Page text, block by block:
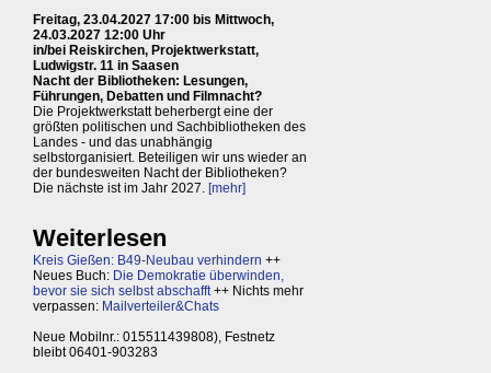
Freitag, 23.04.2027 17:00 bis Mittwoch,
24.03.2027 12:00 Uhr
in/bei Reiskirchen, Projektwerkstatt,
Ludwigstr. 11 in Saasen
Nacht der Bibliotheken: Lesungen,
Führungen, Debatten und Filmnacht?
Die Projektwerkstatt beherbergt eine der
größten politischen und Sachbibliotheken des
Landes - und das unabhängig
selbstorganisiert. Beteiligen wir uns wieder an
der bundesweiten Nacht der Bibliotheken?
Die nächste ist im Jahr 2027. [mehr]
Weiterlesen
Kreis Gießen: B49-Neubau verhindern ++
Neues Buch: Die Demokratie überwinden,
bevor sie sich selbst abschafft++ Nichts mehr
verpassen: Mailverteiler&Chats
Neue Mobilnr.: 015511439808), Festnetz
bleibt 06401-903283